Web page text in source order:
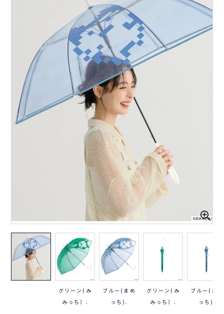
グリーン(み
みっち）.
ブルー(まめ
っち).
グリーン(み
みっち）.
ブルー(まめ
っち).